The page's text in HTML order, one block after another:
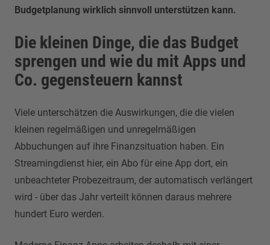
Budgetplanung wirklich sinnvoll unterstützen kann.
Die kleinen Dinge, die das Budget
sprengen und wie du mit Apps und
Co. gegensteuern kannst
Viele unterschätzen die Auswirkungen, die die vielen
kleinen regelmäßigen und unregelmäßigen
Abbuchungen auf ihre Finanzsituation haben. Ein
Streamingdienst hier, ein Abo für eine App dort, ein
unbeachteter Probezeitraum, der automatisch verlängert
wird - über das Jahr verteilt können daraus mehrere
hundert Euro werden.